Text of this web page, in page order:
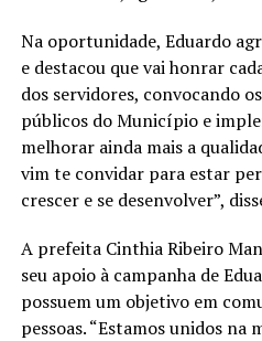
Na oportunidade, Eduardo
e destacou que vai honrar
dos servidores, convocando
públicos do Município e
melhorar ainda mais a
vim te convidar para estar
crescer e se desenvolver”,
A prefeita Cinthia Ribeiro
seu apoio à campanha de
possuem um objetivo em
pessoas. “Estamos unidos na